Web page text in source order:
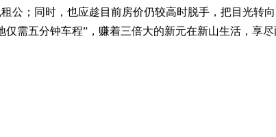
公；同时，也应趁目前房价仍较高时脱手，把目光转
需五分钟车程”，赚着三倍大的新元在新山生活，享